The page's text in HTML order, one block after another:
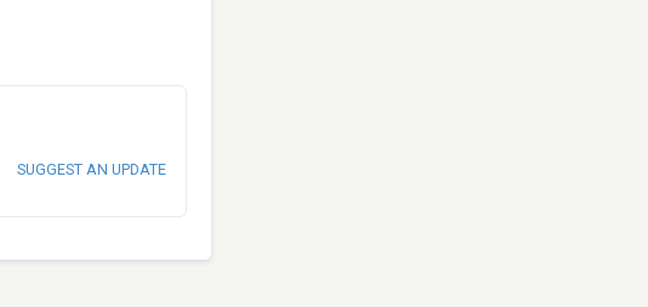
SUGGEST AN UPDATE